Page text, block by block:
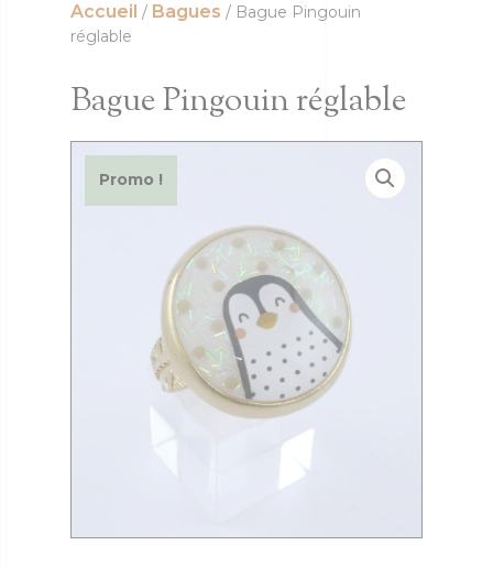
Accueil / Bagues / Bague Pingouin
réglable
Bague Pingouin réglable
Promo !